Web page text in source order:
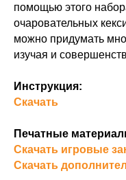
помощью этого
очаровательных
можно придумать
изучая и
Инструкция:
Скачать
Печатные
Скачать игровые
Скачать